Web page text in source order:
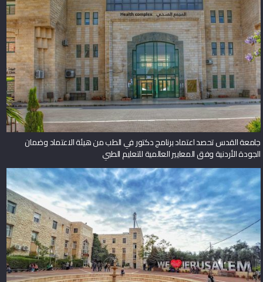
جامعة القدس تحصد اعتماد برنامج دكتور في الطب من هيئة الاعتماد وضمان
الجودة الأردنية وفق المعايير العالمية للتعليم الطبي